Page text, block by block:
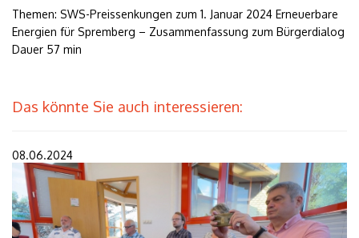
Themen: SWS-Preissenkungen zum 1. Januar 2024 Erneuerbare
Energien für Spremberg – Zusammenfassung zum Bürgerdialog
Dauer 57 min
Das könnte Sie auch interessieren:
08.06.2024